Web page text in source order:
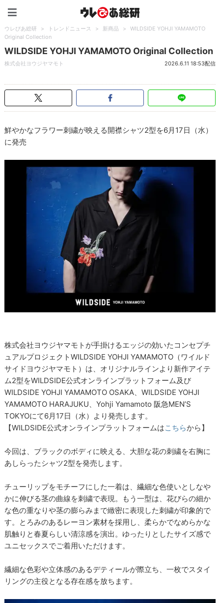
ウレぴあ総研 > トレンドニュース > 新商品 >
WILDSIDE YOHJI YAMAMOTO
Original Collection
WILDSIDE YOHJI YAMAMOTO Original Collection
株式会社ヨウジヤマモト 2026.6.11 18:53配信
鮮やかなフラワー刺繍が映える開襟シャツ2型を6月17日（水）
に発売
株式会社ヨウジヤマモトが手掛けるエッジの効いたコンセプチ
ュアルプロジェクトWILDSIDE YOHJI YAMAMOTO（ワイルド
サイドヨウジヤマモト）は、オリジナルラインより新作アイテ
ム2型をWILDSIDE公式オンラインプラットフォーム及び
WILDSIDE YOHJI YAMAMOTO OSAKA、WILDSIDE YOHJI
YAMAMOTO HARAJUKU、Yohji Yamamoto 阪急MEN’S
TOKYOにて6月17日（水）より発売します。
【WILDSIDE公式オンラインプラットフォームはこちらから】
今回は、ブラックのボディに映える、大胆な花の刺繍を右胸に
あしらったシャツ2型を発売します。
チューリップをモチーフにした一着は、繊細な色使いとしなや
かに伸びる茎の曲線を刺繍で表現。もう一型は、花びらの細か
な色の重なりや茎の膨らみまで緻密に表現した刺繍が印象的で
す。とろみのあるレーヨン素材を採用し、柔らかでなめらかな
肌触りと春夏らしい清涼感を演出。ゆったりとしたサイズ感で
ユニセックスでご着用いただけます。
繊細な色彩や立体感のあるデティールが際立ち、一枚でスタイ
リングの主役となる存在感を放ちます。